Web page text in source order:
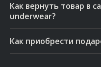
Как вернуть товар в
underwear?
Как приобрести